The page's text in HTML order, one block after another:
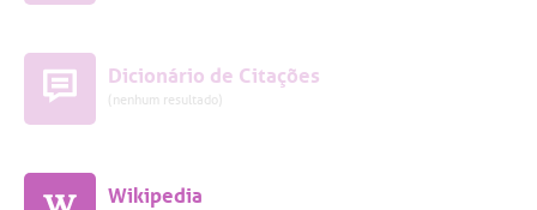
Dicionário de Citações
(nenhum resultado)
Wikipedia